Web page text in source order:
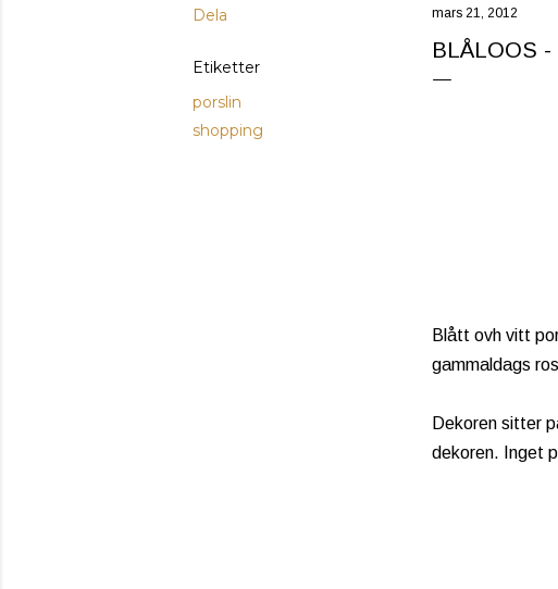
Dela
Etiketter
porslin
shopping
mars 21, 2012
BLÅLOOS
Blått ovh vitt
gammaldags
Dekoren sitter
dekoren. Inget